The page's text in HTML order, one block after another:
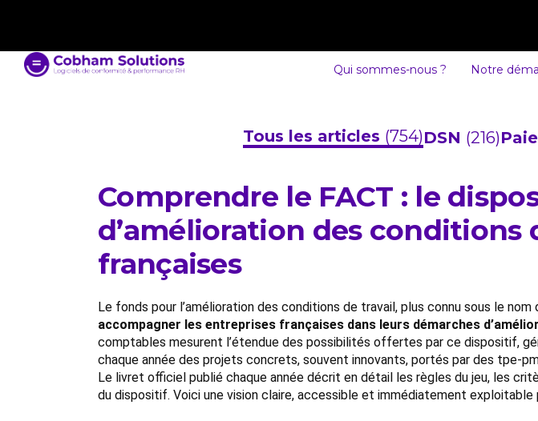
Qui sommes-nous ? Notre
Tous les articles (754)DSN (216)Paie
Comprendre le FACT : le
d’amélioration des conditions
françaises
Le fonds pour l’amélioration des conditions de travail, plus connu sous le
accompagner les entreprises françaises dans leurs démarches
comptables mesurent l’étendue des possibilités offertes par ce dispositif,
chaque année des projets concrets, souvent innovants, portés par des tpe-
Le livret officiel publié chaque année décrit en détail les règles du jeu, les
du dispositif. Voici une vision claire, accessible et immédiatement